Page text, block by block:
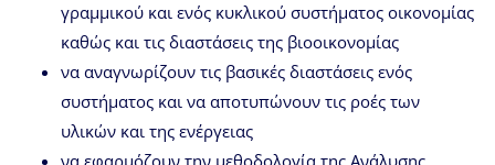
γραμμικού και ενός κυκλικού συστήματος οικονομίας
καθώς και τις διαστάσεις της βιοοικονομίας
να αναγνωρίζουν τις βασικές διαστάσεις ενός
συστήματος και να αποτυπώνουν τις ροές των
υλικών και της ενέργειας